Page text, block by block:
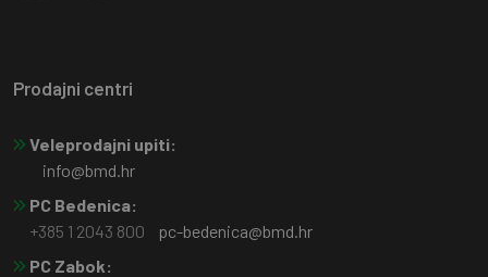
Prodajni centri
Veleprodajni upiti:
info@bmd.hr
PC Bedenica:
+385 1 2043 800
pc-bedenica@bmd.hr
PC Zabok: